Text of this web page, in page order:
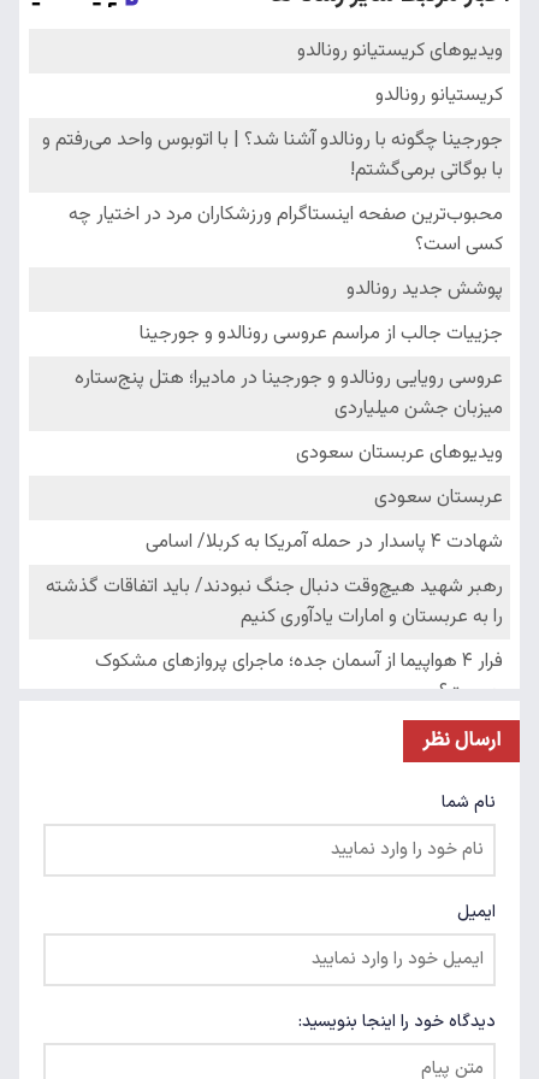
ارسال نظر
نام شما
ایمیل
دیدگاه خود را اینجا بنویسید: